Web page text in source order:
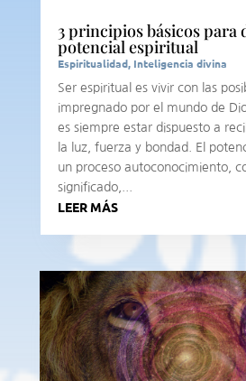
3 principios básicos para
potencial espiritual
Espiritualidad, Inteligencia divina
Ser espiritual es vivir con las
impregnado por el mundo de
es siempre estar dispuesto a
la luz, fuerza y bondad. El
un proceso autoconocimiento,
significado,...
LEER MÁS